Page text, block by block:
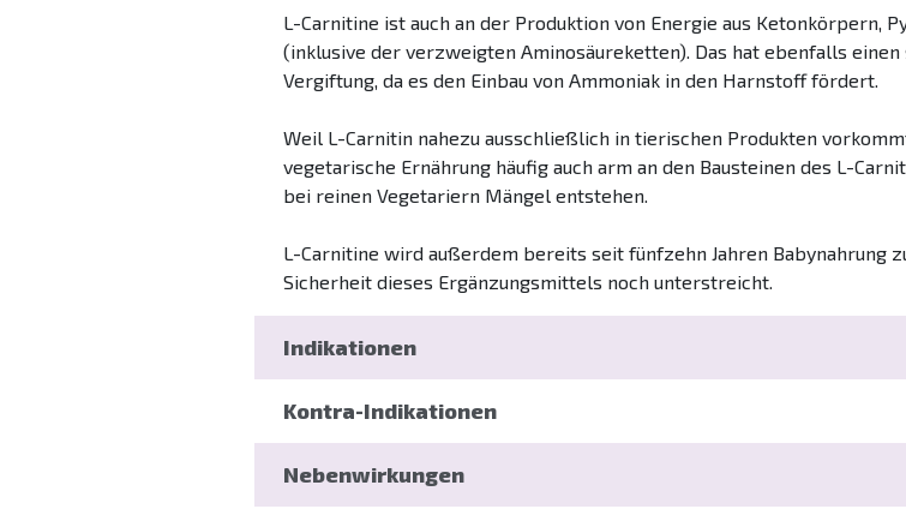
L-Carnitine ist auch an der Produktion von Energie aus Ketonkörpern,
(inklusive der verzweigten Aminosäureketten). Das hat ebenfalls
Vergiftung, da es den Einbau von Ammoniak in den Harnstoff fördert.
Weil L-Carnitin nahezu ausschließlich in tierischen Produkten
vegetarische Ernährung häufig auch arm an den Bausteinen des L-
bei reinen Vegetariern Mängel entstehen.
L-Carnitine wird außerdem bereits seit fünfzehn Jahren Babynahrung
Sicherheit dieses Ergänzungsmittels noch unterstreicht.
Indikationen
Chronische Müdigkeit
Schwäche
Anaerobie und Laktatansammlung
Kontra-Indikationen
In den empfohlenen Dosierungen von L-Cartinin sind keine
Schwangerschaft ist nicht problematisch und ist gerade zu empfehlen,
Nebenwirkungen